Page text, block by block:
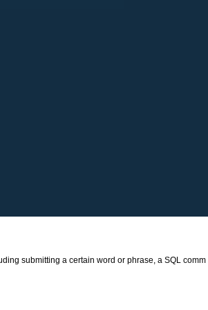
submitting a certain word or phrase, a SQL comm